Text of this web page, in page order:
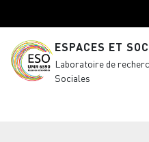
ESPACES ET
Laboratoire de
Sociales